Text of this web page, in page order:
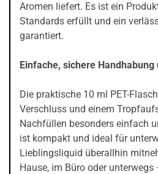
Aromen liefert. Es ist ein
Standards erfüllt und ein
garantiert.
Einfache, sichere
Die praktische 10 ml PET-
Verschluss und einem
Nachfüllen besonders einfach
ist kompakt und ideal für
Lieblingsliquid überallhin
Hause, im Büro oder